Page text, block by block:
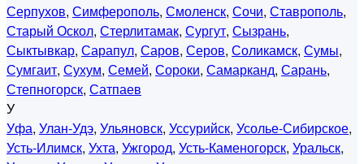
Серпухов, Симферополь, Смоленск, Сочи, Ставрополь,
Старый Оскол, Стерлитамак, Сургут, Сызрань,
Сыктывкар, Сарапул, Саров, Серов, Соликамск, Сумы,
Сумгаит, Сухум, Семей, Сороки, Самарканд, Сарань,
Степногорск, Сатпаев
У
Уфа, Улан-Удэ, Ульяновск, Уссурийск, Усолье-Сибирское,
Усть-Илимск, Ухта, Ужгород, Усть-Каменогорск, Уральск,